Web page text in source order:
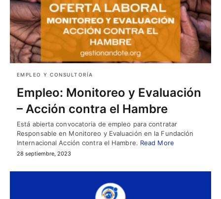
EMPLEO Y CONSULTORÍA
Empleo: Monitoreo y Evaluación
– Acción contra el Hambre
Está abierta convocatoria de empleo para contratar
Responsable en Monitoreo y Evaluación en la Fundación
Internacional Acción contra el Hambre. Read More
28 septiembre, 2023